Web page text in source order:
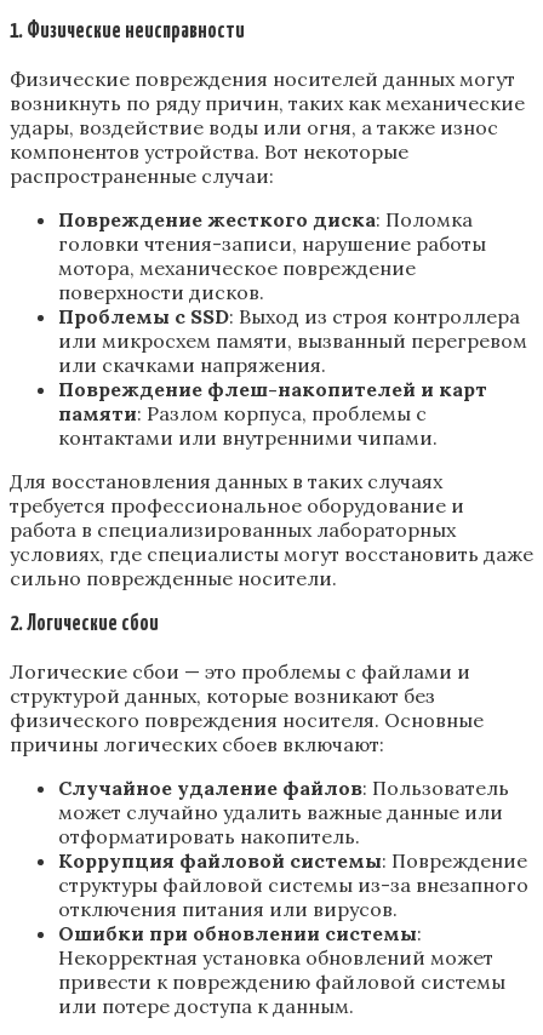
1. Физические неисправности
Физические повреждения носителей данных могут
возникнуть по ряду причин, таких как механические
удары, воздействие воды или огня, а также износ
компонентов устройства. Вот некоторые
распространенные случаи:
Повреждение жесткого диска: Поломка
головки чтения-записи, нарушение работы
мотора, механическое повреждение
поверхности дисков.
Проблемы с SSD: Выход из строя контроллера
или микросхем памяти, вызванный перегревом
или скачками напряжения.
Повреждение флеш-накопителей и карт
памяти: Разлом корпуса, проблемы с
контактами или внутренними чипами.
Для восстановления данных в таких случаях
требуется профессиональное оборудование и
работа в специализированных лабораторных
условиях, где специалисты могут восстановить даже
сильно поврежденные носители.
2. Логические сбои
Логические сбои — это проблемы с файлами и
структурой данных, которые возникают без
физического повреждения носителя. Основные
причины логических сбоев включают:
Случайное удаление файлов: Пользователь
может случайно удалить важные данные или
отформатировать накопитель.
Коррупция файловой системы: Повреждение
структуры файловой системы из-за внезапного
отключения питания или вирусов.
Ошибки при обновлении системы:
Некорректная установка обновлений может
привести к повреждению файловой системы
или потере доступа к данным.